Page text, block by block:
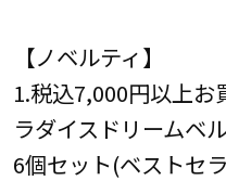
【ノベルティ】
1.税込7,000円以上
ラダイスドリームベ
6個セット(ベストセ